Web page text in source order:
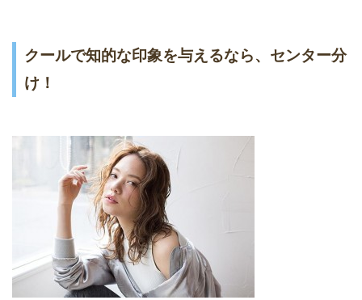
クールで知的な印象を与えるなら、センター分
け！